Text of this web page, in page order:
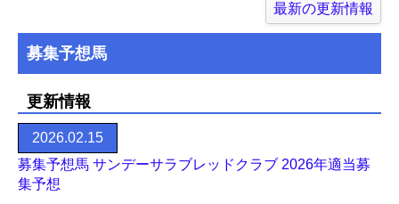
最新の更新情報
募集予想馬
更新情報
2026.02.15
募集予想馬 サンデーサラブレッドクラブ 2026年適当募
集予想